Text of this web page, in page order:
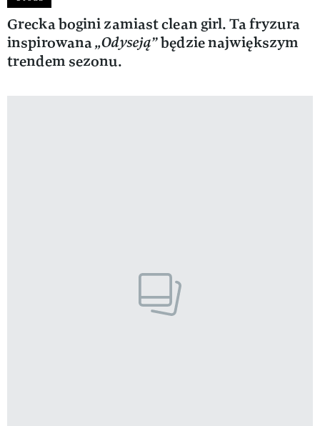
Grecka bogini zamiast clean girl. Ta fryzura
inspirowana„Odyseją”będzie największym
trendem sezonu.